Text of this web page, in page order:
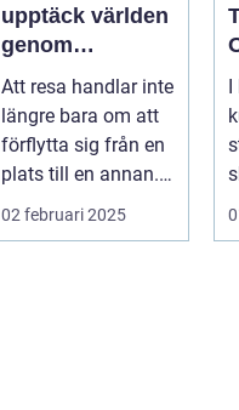
upptäck världen
genom
tematiska
upplevelser
Att resa handlar inte
längre bara om att
förflytta sig från en
plats till en annan.
02 februari 2025
I